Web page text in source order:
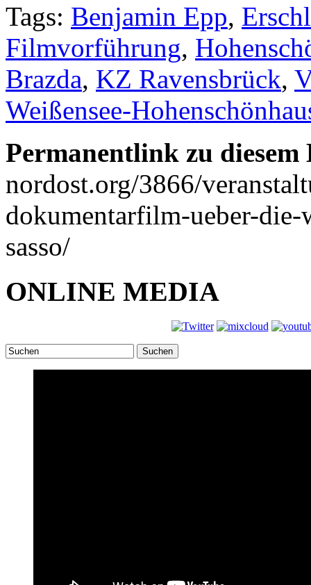
Tags: Benjamin Epp,
Filmvorführung,
Brazda, KZ Ravensbrück,
Weißensee-
Permanentlink zu
nordost.org/3866/
dokumentarfilm-ueber-die-
sasso/
ONLINE MEDIA
Suchen